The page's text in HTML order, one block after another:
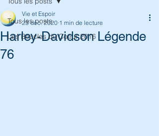
Tous les posts
Les Boucles du Coeur 2016
Harley-Davidson Légende
76
Vie et Espoir
23 déc. 2020 1 min de lecture